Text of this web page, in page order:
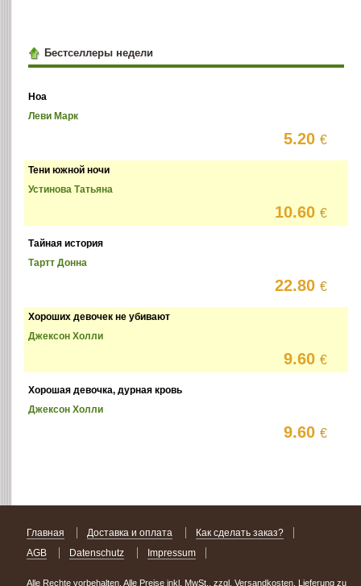
Бестселлеры недели
Ноа
Леви Марк
5.20€
Тени южной ночи
Устинова Татьяна
10.60€
Тайная история
Тартт Донна
22.80€
Хороших девочек не убивают
Джексон Холли
9.60€
Хорошая девочка, дурная кровь
Джексон Холли
9.60€
Главная Доставка и оплата
Как сделать заказ?
AGB
Datenschutz Impressum
Alle Rechte vorbehalten. Alle Preise inkl. MwSt., zzgl. Versandkosten. Lieferung zu